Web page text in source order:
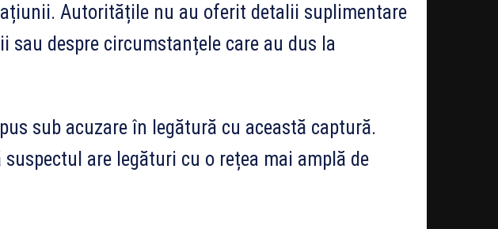
Autoritățile nu au oferit detalii suplimentare
sau despre circumstanțele care au dus la
sub acuzare în legătură cu această captură.
are legături cu o rețea mai amplă de